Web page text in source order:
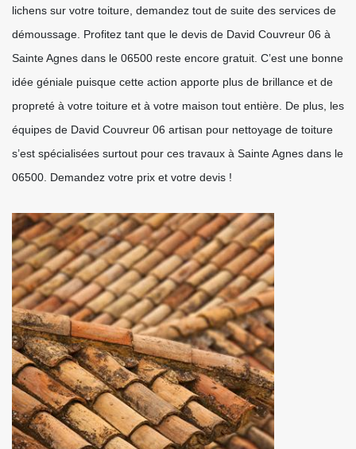
lichens sur votre toiture, demandez tout de suite des services de
démoussage. Profitez tant que le devis de David Couvreur 06 à
Sainte Agnes dans le 06500 reste encore gratuit. C’est une bonne
idée géniale puisque cette action apporte plus de brillance et de
propreté à votre toiture et à votre maison tout entière. De plus, les
équipes de David Couvreur 06 artisan pour nettoyage de toiture
s’est spécialisées surtout pour ces travaux à Sainte Agnes dans le
06500. Demandez votre prix et votre devis !